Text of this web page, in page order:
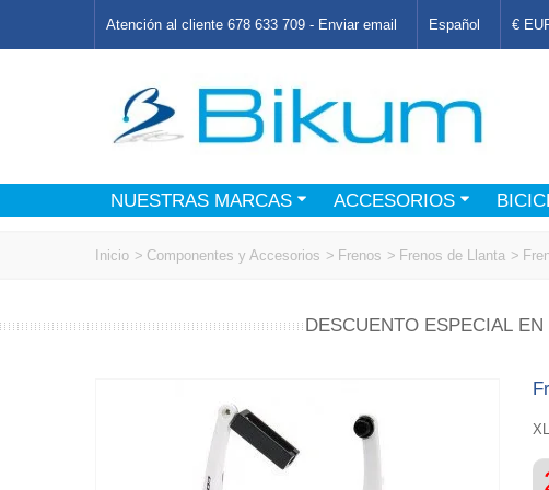
Atención al cliente 678 633 709 - Enviar email Español €
NUESTRAS MARCAS ACCESORIOS
Inicio > Componentes y Accesorios > Frenos > Frenos de Llanta >
DESCUENTO ESPECIAL